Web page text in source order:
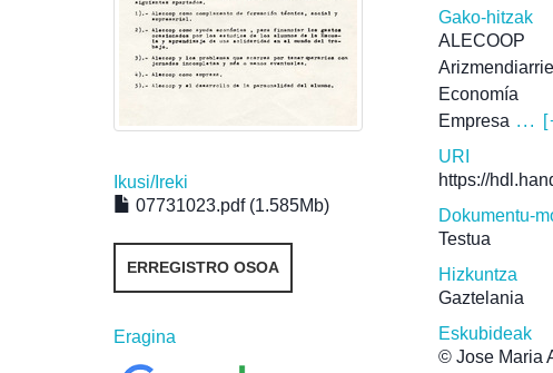
Ikusi/Ireki
07731023.pdf (1.585Mb)
ERREGISTRO OSOA
Eragina
Gako-hitzak
ALECOOP
Economía
Empresa ...
URI
https://
Dokumentu-
Testua
Hizkuntza
Gaztelania
Eskubideak
© Jose Maria